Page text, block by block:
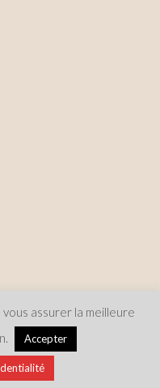
Monde asbl, All Rights
assurer la meilleure
Accepter